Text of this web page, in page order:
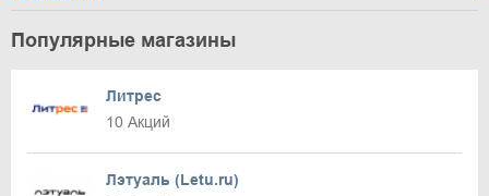
Популярные магазины
Литрес
10 Акций
Лэтуаль (Letu.ru)